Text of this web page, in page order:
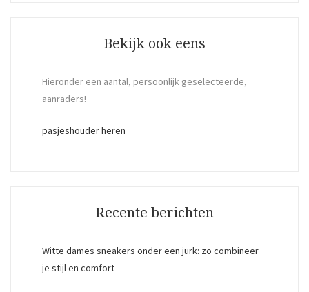
Bekijk ook eens
Hieronder een aantal, persoonlijk geselecteerde,
aanraders!
pasjeshouder heren
Recente berichten
Witte dames sneakers onder een jurk: zo combineer
je stijl en comfort